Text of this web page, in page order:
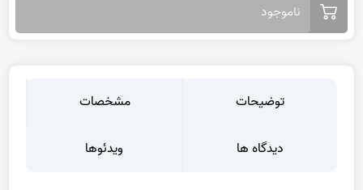
ناموجود
توضیحات مشخصات
دیدگاه ها ویدئوها